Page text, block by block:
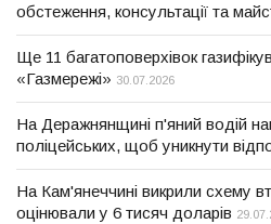
обстеження, консультації та
Ще 11 багатоповерхівок
«Газмережі» 30.07.2026
На Деражнянщині п'яний водій
поліцейських, щоб уникнути
На Кам'янеччині викрили схему
оцінювали у 6 тисяч доларів